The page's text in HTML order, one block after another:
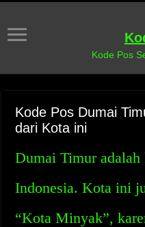
Kode Pos
Kode Pos Dumai
dari Kota ini
Dumai Timur
Indonesia. Kota ini
“Kota Minyak”,